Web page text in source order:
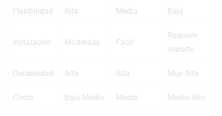
Flexibilidad Alta Media Baja
Instalación Moderada Fácil
Requiere
soporte
Durabilidad Alta Alta Muy Alta
Costo Bajo-Medio Medio Medio-Alto